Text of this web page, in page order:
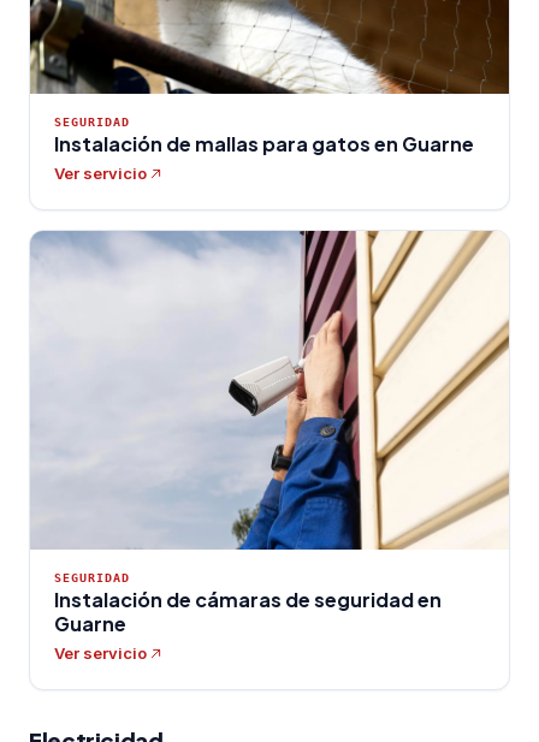
SEGURIDAD
Instalación de mallas para gatos en Guarne
Ver servicio
SEGURIDAD
Instalación de cámaras de seguridad en
Guarne
Ver servicio